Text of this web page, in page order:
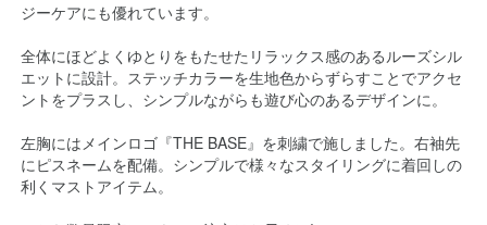
ジーケアにも優れています。
全体にほどよくゆとりをもたせたリラックス感のあるルーズシル
エットに設計。ステッチカラーを生地色からずらすことでアクセ
ントをプラスし、シンプルながらも遊び心のあるデザインに。
左胸にはメインロゴ『THE BASE』を刺繍で施しました。右袖先
にピスネームを配備。シンプルで様々なスタイリングに着回しの
利くマストアイテム。